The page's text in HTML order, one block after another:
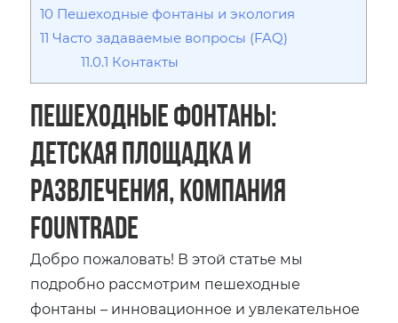
10 Пешеходные фонтаны и экология
11 Часто задаваемые вопросы (FAQ)
11.0.1 Контакты
Пешеходные фонтаны:
Детская площадка и
развлечения, компания
Fountrade
Добро пожаловать! В этой статье мы
подробно рассмотрим пешеходные
фонтаны – инновационное и увлекательное